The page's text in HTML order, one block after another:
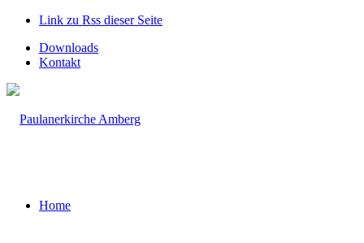
Link zu Rss dieser Seite
Downloads
Kontakt
Home